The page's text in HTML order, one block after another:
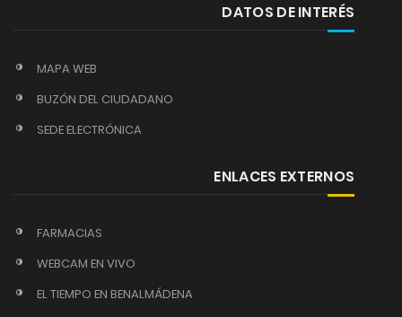
DATOS DE INTERÉS
MAPA WEB
BUZÓN DEL CIUDADANO
SEDE ELECTRÓNICA
ENLACES EXTERNOS
FARMACIAS
WEBCAM EN VIVO
EL TIEMPO EN BENALMÁDENA